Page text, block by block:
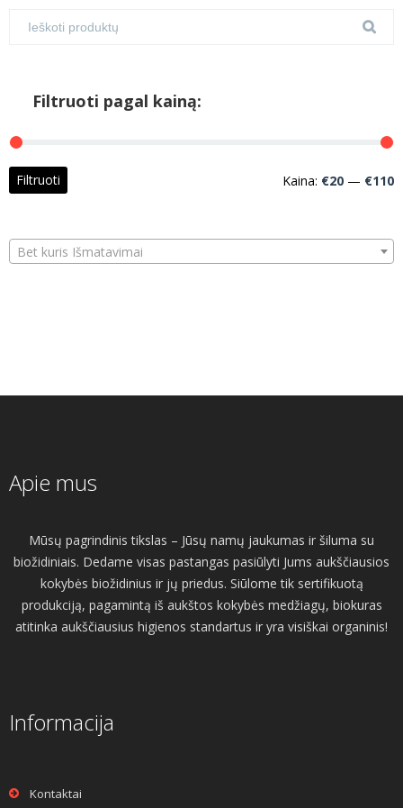
Filtruoti pagal kainą:
Filtruoti Kaina: €20 — €110
Bet kuris Išmatavimai
Apie mus
Mūsų pagrindinis tikslas – Jūsų namų jaukumas ir šiluma su
biožidiniais. Dedame visas pastangas pasiūlyti Jums aukščiausios
kokybės biožidinius ir jų priedus. Siūlome tik sertifikuotą
produkciją, pagamintą iš aukštos kokybės medžiagų, biokuras
atitinka aukščiausius higienos standartus ir yra visiškai organinis!
Informacija
Kontaktai